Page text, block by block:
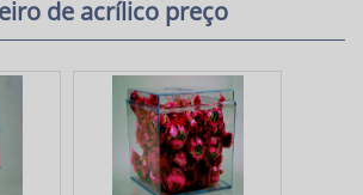
de acrílico preço